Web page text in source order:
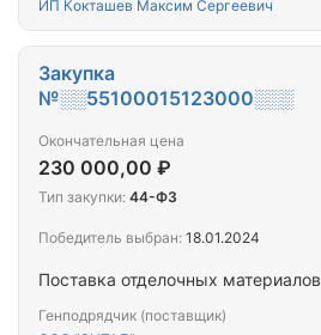
ИП Кокташев Максим Сергеевич
Поставка отделочных материалов
Генподрядчик (поставщик)
Закупка
№░░55100015123000░░░
Окончательная цена
230 000,00 ₽
Тип закупки: 44-ФЗ
Победитель выбран: 18.01.2024